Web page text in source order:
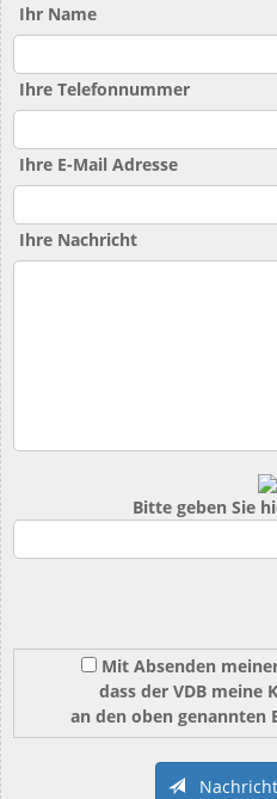
Ihr Name
Ihre Telefonnummer
Ihre E-Mail Adresse
Ihre Nachricht
Bitte geben Sie
Mit Absenden
dass der VDB
an den oben
Nachricht